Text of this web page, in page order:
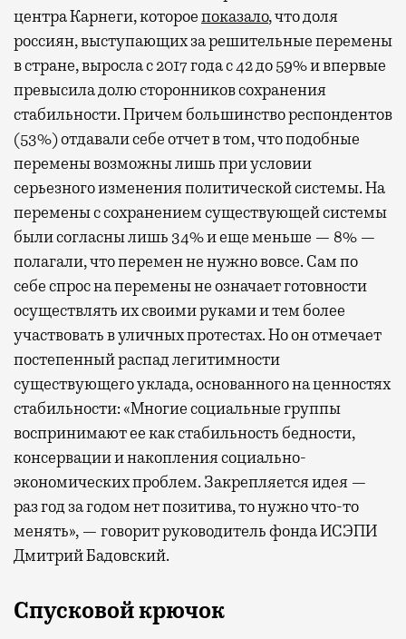
центра Карнеги, котороепоказало, что доля
россиян, выступающих за решительные перемены
в стране, выросла с 2017 года с 42 до 59% и впервые
превысила долю сторонников сохранения
стабильности. Причем большинство респондентов
(53%) отдавали себе отчет в том, что подобные
перемены возможны лишь при условии
серьезного изменения политической системы. На
перемены с сохранением существующей системы
были согласны лишь 34% и еще меньше — 8% —
полагали, что перемен не нужно вовсе. Сам по
себе спрос на перемены не означает готовности
осуществлять их своими руками и тем более
участвовать в уличных протестах. Но он отмечает
постепенный распад легитимности
существующего уклада, основанного на ценностях
стабильности: «Многие социальные группы
воспринимают ее как стабильность бедности,
консервации и накопления социально-
экономических проблем. Закрепляется идея —
раз год за годом нет позитива, то нужно что-то
менять», — говорит руководитель фонда ИСЭПИ
Дмитрий Бадовский.
Спусковой крючок